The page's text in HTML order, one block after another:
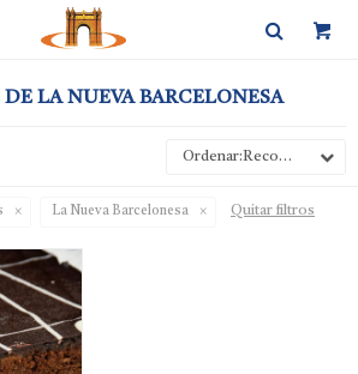
LA NUEVA BARCELONESA
Recomendados
La Nueva Barcelonesa Quitar filtros